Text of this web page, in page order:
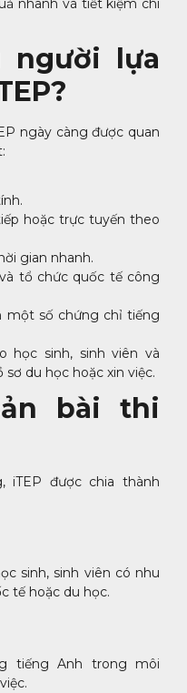
nhanh và tiết kiệm chi
người lựa
ngày càng được quan
hoặc trực tuyến theo
gian nhanh.
tổ chức quốc tế công
một số chứng chỉ tiếng
học sinh, sinh viên và
du học hoặc xin việc.
bài thi
iTEP được chia thành
sinh, sinh viên có nhu
tế hoặc du học.
tiếng Anh trong môi